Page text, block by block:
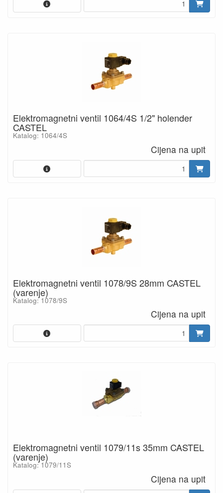
Elektromagnetni ventil 1064/4S 1/2" holender
CASTEL
Katalog: 1064/4S
Cijena na upit
Elektromagnetni ventil 1078/9S 28mm CASTEL
(varenje)
Katalog: 1078/9S
Cijena na upit
Elektromagnetni ventil 1079/11s 35mm CASTEL
(varenje)
Katalog: 1079/11S
Cijena na upit